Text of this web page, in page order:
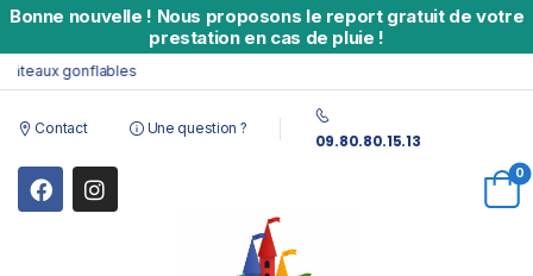
Bonne nouvelle ! Nous proposons le report gratuit de votre
prestation en cas de pluie !
gonflables
Contact Une question ?
09.80.80.15.13
0